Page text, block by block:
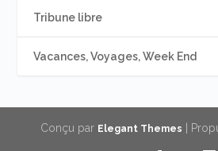
Tribune libre
Vacances, Voyages, Week End
Conçu par Elegant Themes |